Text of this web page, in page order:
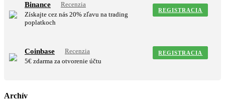
Binance
Recenzia
Získajte cez nás 20% zľavu na trading
poplatkoch
REGISTRACIA
Coinbase
Recenzia
5€ zdarma za otvorenie účtu
REGISTRACIA
Archív